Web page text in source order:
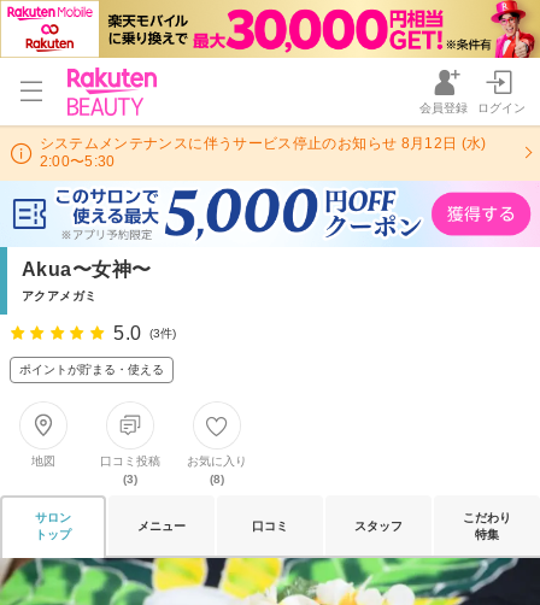
会員登録 ログイン
システムメンテナンスに伴うサービス停止のお知らせ 8月12日 (水)
2:00〜5:30
Akua〜女神〜
アクアメガミ
5.0 (3件)
ポイントが貯まる・使える
地図
口コミ投稿
(3)
お気に入り
(8)
サロン
トップ
メニュー 口コミ スタッフ
こだわり
特集